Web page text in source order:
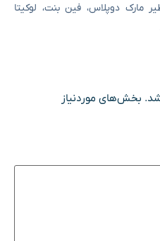
مارک دوپلاس، فین بنت، لوکیتا
بخش‌های موردنیاز